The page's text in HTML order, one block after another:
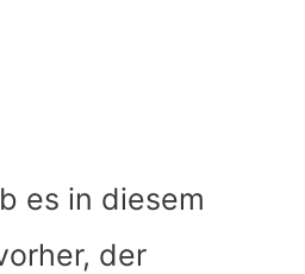
es in diesem
der